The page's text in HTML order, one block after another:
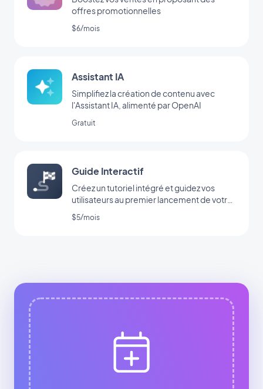
offres promotionnelles
$6/mois
Assistant IA
Simplifiez la création de contenu avec
l'Assistant IA, alimenté par OpenAI
Gratuit
Guide Interactif
Créez un tutoriel intégré et guidez vos
utilisateurs au premier lancement de votre
app
$5/mois